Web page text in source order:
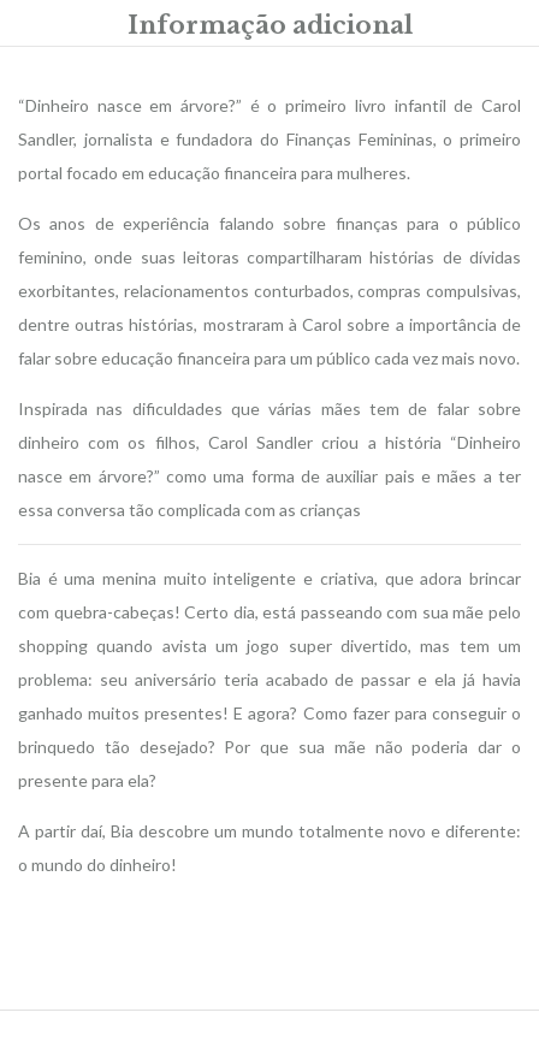
Informação adicional
“Dinheiro nasce em árvore?” é o primeiro livro infantil de Carol
Sandler, jornalista e fundadora do Finanças Femininas, o primeiro
portal focado em educação financeira para mulheres.
Os anos de experiência falando sobre finanças para o público
feminino, onde suas leitoras compartilharam histórias de dívidas
exorbitantes, relacionamentos conturbados, compras compulsivas,
dentre outras histórias, mostraram à Carol sobre a importância de
falar sobre educação financeira para um público cada vez mais novo.
Inspirada nas dificuldades que várias mães tem de falar sobre
dinheiro com os filhos, Carol Sandler criou a história “Dinheiro
nasce em árvore?” como uma forma de auxiliar pais e mães a ter
essa conversa tão complicada com as crianças
Bia é uma menina muito inteligente e criativa, que adora brincar
com quebra-cabeças! Certo dia, está passeando com sua mãe pelo
shopping quando avista um jogo super divertido, mas tem um
problema: seu aniversário teria acabado de passar e ela já havia
ganhado muitos presentes! E agora? Como fazer para conseguir o
brinquedo tão desejado? Por que sua mãe não poderia dar o
presente para ela?
A partir daí, Bia descobre um mundo totalmente novo e diferente:
o mundo do dinheiro!